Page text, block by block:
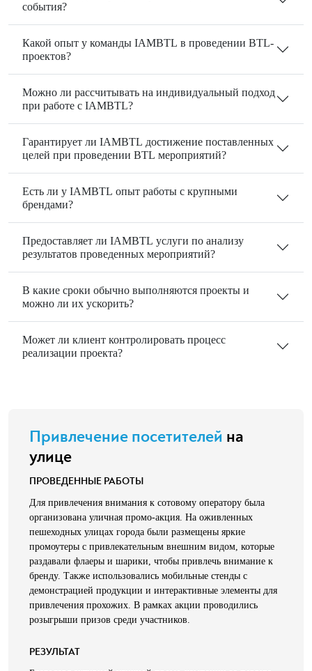
события?
Какой опыт у команды IAMBTL в проведении BTL-
проектов?
Можно ли рассчитывать на индивидуальный подход
при работе с IAMBTL?
Гарантирует ли IAMBTL достижение поставленных
целей при проведении BTL мероприятий?
Есть ли у IAMBTL опыт работы с крупными
брендами?
Предоставляет ли IAMBTL услуги по анализу
результатов проведенных мероприятий?
В какие сроки обычно выполняются проекты и
можно ли их ускорить?
Может ли клиент контролировать процесс
реализации проекта?
Привлечение посетителей на
улице
ПРОВЕДЕННЫЕ РАБОТЫ
Для привлечения внимания к сотовому оператору была
организована уличная промо-акция. На оживленных
пешеходных улицах города были размещены яркие
промоутеры с привлекательным внешним видом, которые
раздавали флаеры и шарики, чтобы привлечь внимание к
бренду. Также использовались мобильные стенды с
демонстрацией продукции и интерактивные элементы для
привлечения прохожих. В рамках акции проводились
розыгрыши призов среди участников.
РЕЗУЛЬТАТ